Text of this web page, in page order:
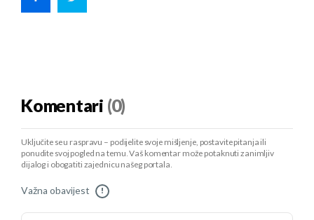
Komentari (0)
Uključite se u raspravu – podijelite svoje mišljenje, postavite pitanja ili
ponudite svoj pogled na temu. Vaš komentar može potaknuti zanimljiv
dijalog i obogatiti zajednicu našeg portala.
Važna obavijest !